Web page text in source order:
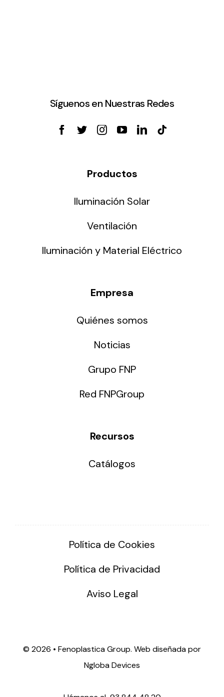
Síguenos en Nuestras Redes
Productos
Iluminación Solar
Ventilación
Iluminación y Material Eléctrico
Empresa
Quiénes somos
Noticias
Grupo FNP
Red FNPGroup
Recursos
Catálogos
Política de Cookies
Política de Privacidad
Aviso Legal
© 2026 • Fenoplastica Group. Web diseñada por
Ngloba Devices